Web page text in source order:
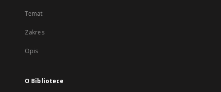
Temat
Zakres
Opis
O Bibliotece